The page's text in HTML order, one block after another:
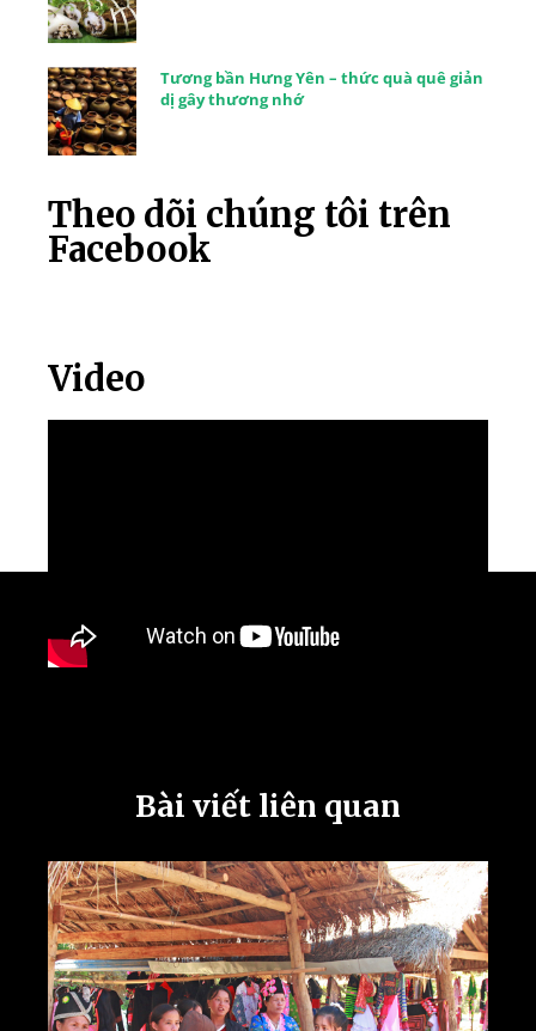
Tương bần Hưng Yên – thức quà quê giản
dị gây thương nhớ
Theo dõi chúng tôi trên
Facebook
Video
Bài viết liên quan